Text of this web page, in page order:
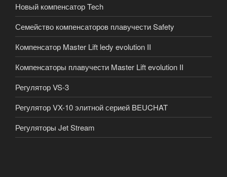
Новый компенсатор Tech
Семейство компенсаторов плавучести Safety
Компенсатор Master Lift ledy evolution II
Компенсаторы плавучести Master Lift evolution II
Регулятор VS-3
Регулятор VX-10 элитной серией BEUCHAT
Регуляторы Jet Stream